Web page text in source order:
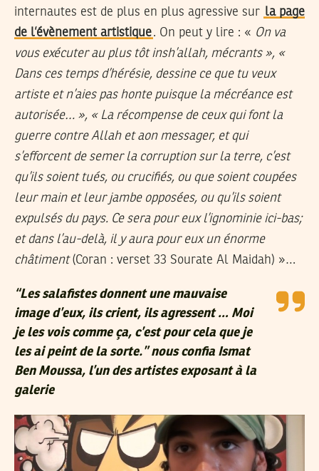
internautes est de plus en plus agressive sur la page
de l’évènement artistique. On peut y lire : « On va
vous exécuter au plus tôt insh’allah, mécrants », «
Dans ces temps d’hérésie, dessine ce que tu veux
artiste et n’aies pas honte puisque la mécréance est
autorisée… », « La récompense de ceux qui font la
guerre contre Allah et aon messager, et qui
s’efforcent de semer la corruption sur la terre, c’est
qu’ils soient tués, ou crucifiés, ou que soient coupées
leur main et leur jambe opposées, ou qu’ils soient
expulsés du pays. Ce sera pour eux l’ignominie ici-bas;
et dans l’au-delà, il y aura pour eux un énorme
châtiment(Coran : verset 33 Sourate Al Maidah) »…
“Les salafistes donnent une mauvaise
image d’eux, ils crient, ils agressent … Moi
je les vois comme ça, c’est pour cela que je
les ai peint de la sorte.” nous confia Ismat
Ben Moussa, l’un des artistes exposant à la
galerie